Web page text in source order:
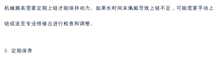
机械腕表需要定期上链才能保持动力。如果长时间未佩戴导致上链不足，可能需要手动上
链或送至专业维修点进行检查和调整。
5. 定期保养